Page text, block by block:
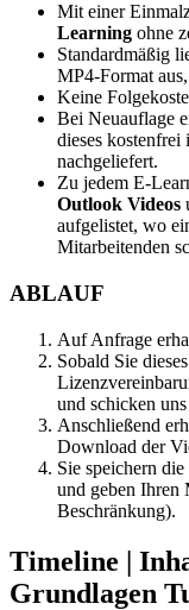
Mit einer
Learning ohne
Standardmäßig
MP4-Format
Keine
Bei Neuauflage
dieses kostenfrei
nachgeliefert.
Zu jedem E-
Outlook Videos
aufgelistet, wo
Mitarbeitenden
ABLAUF
Auf Anfrage
Sobald Sie
und schicken
Anschließend
Download der
Sie speichern
und geben Ihren
Beschränkung).
Timeline |
Grundlagen